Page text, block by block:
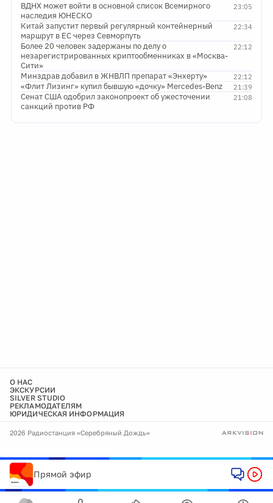
23:05
ВДНХ может войти в основной список Всемирного
наследия ЮНЕСКО
22:34
Китай запустит первый регулярный контейнерный
маршрут в ЕС через Севморпуть
22:12
Более 20 человек задержаны по делу о
незарегистрированных криптообменниках в «Москва-
Сити»
22:12
Минздрав добавил в ЖНВЛП препарат «Энхерту»
21:39
«Флит Лизинг» купил бывшую «дочку» Mercedes-Benz
21:08
Сенат США одобрил законопроект об ужесточении
санкций против РФ
О НАС
ЭКСКУРСИИ
SILVER STUDIO
РЕКЛАМОДАТЕЛЯМ
ЮРИДИЧЕСКАЯ ИНФОРМАЦИЯ
2026 Радиостанция «Серебряный Дождь»
Прямой эфир